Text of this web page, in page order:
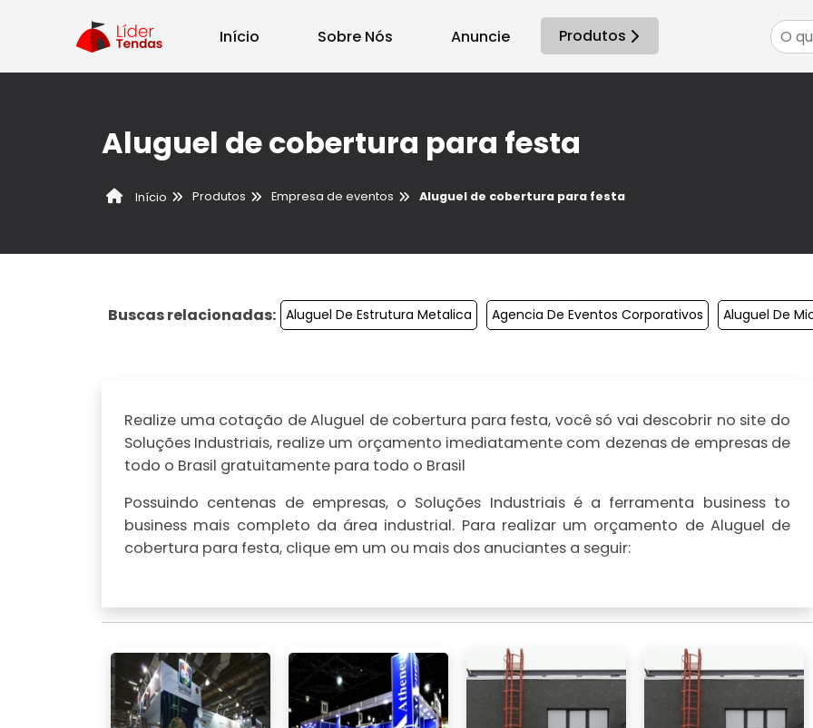
Início Sobre Nós Anuncie Produtos
Aluguel de cobertura para festa
Início Produtos Empresa de eventos Aluguel de cobertura para festa
Buscas relacionadas: Aluguel De Estrutura Metalica Agencia De Eventos Corporativos Aluguel De
Realize uma cotação de Aluguel de cobertura para festa, você só vai descobrir no site do
Soluções Industriais, realize um orçamento imediatamente com dezenas de empresas de
todo o Brasil gratuitamente para todo o Brasil
Possuindo centenas de empresas, o Soluções Industriais é a ferramenta business to
business mais completo da área industrial. Para realizar um orçamento de Aluguel de
cobertura para festa, clique em um ou mais dos anuciantes a seguir: